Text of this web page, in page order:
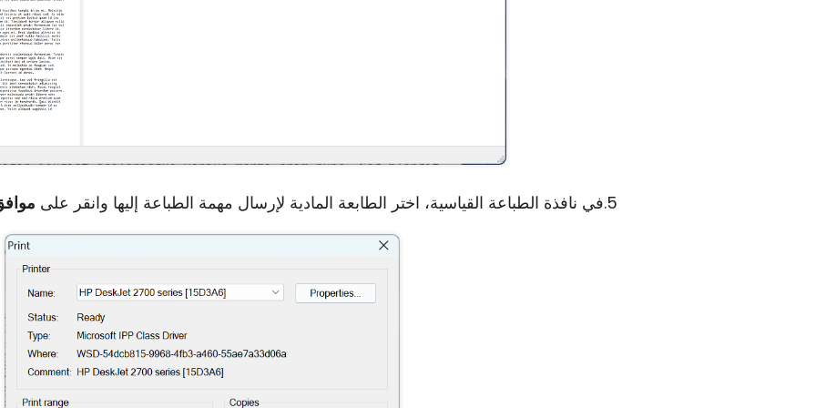
في نافذة الطباعة القياسية، اختر الطابعة المادية لإرسال مهمة الطباعة إليها وانقر على